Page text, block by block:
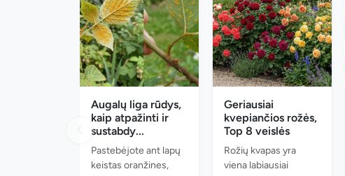
Augalų liga rūdys,
kaip atpažinti ir
sustabdy...
Pastebėjote ant lapų
keistas oranžines,
Geriausiai
kvepiančios rožės,
Top 8 veislės
Rožių kvapas yra
viena labiausiai